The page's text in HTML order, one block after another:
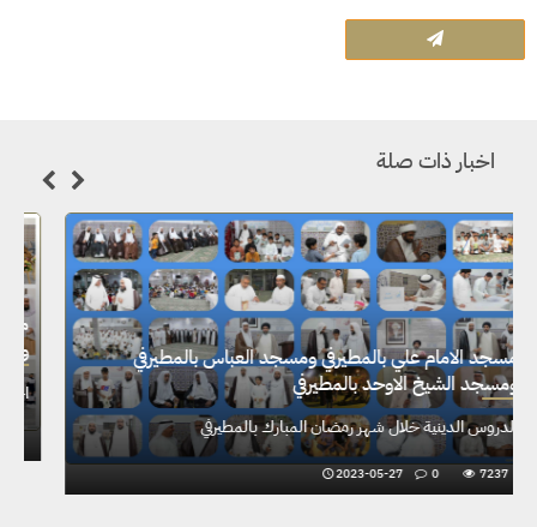
اخبار ذات صلة
مسجد الامام علي بالمطيرفي ومسجد العباس بالمطيرفي
ومسجد الشيخ الاوحد بالمطيرفي
الدروس الدينية خلال شهر رمضان المبارك بالمطيرفي
2023-05-27 0 7237